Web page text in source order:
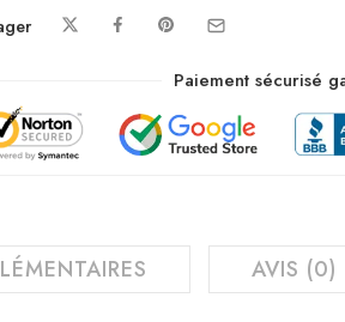
Paiement sécurisé
AVIS (0)